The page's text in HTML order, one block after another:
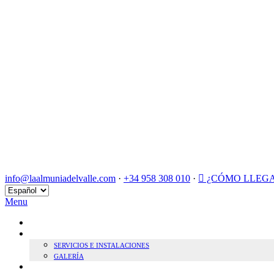
info@laalmuniadelvalle.com · +34 958 308 010 ·
¿CÓMO
Elegir
un
Menu
SERVICIOS E INSTALACIONES
GALERÍA